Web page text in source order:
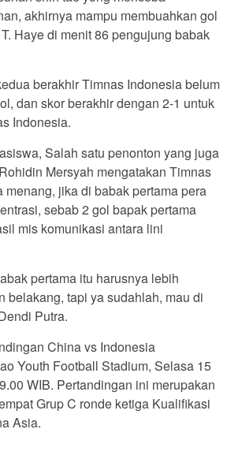
akhirnya mampu membuahkan gol
Haye di menit 86 pengujung babak
berakhir Timnas Indonesia belum
dan skor berakhir dengan 2-1 untuk
Indonesia.
Salah satu penonton yang juga
Mersyah mengatakan Timnas
menang, jika di babak pertama pera
sebab 2 gol bapak pertama
mis komunikasi antara lini
pertama itu harusnya lebih
belakang, tapi ya sudahlah, mau di
Putra.
China vs Indonesia
Youth Football Stadium, Selasa 15
WIB. Pertandingan ini merupakan
Grup C ronde ketiga Kualifikasi
Asia.